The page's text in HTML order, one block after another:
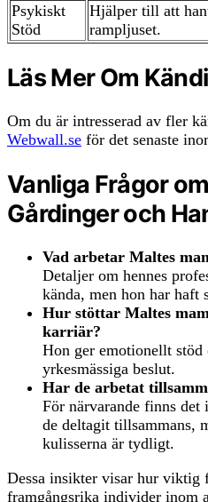
Psykiskt
Stöd
Hjälper till att
rampljuset.
Läs Mer Om
Om du är intresserad av fler
Webwall.se för det senaste
Vanliga Frågor
Gårdinger och
Vad arbetar Maltes
Detaljer om hennes
kända, men hon har haft
Hur stöttar Maltes
karriär?
Hon ger emotionellt
yrkesmässiga beslut.
Har de arbetat
För närvarande finns
de deltagit tillsammans,
kulisserna är tydligt.
Dessa insikter visar hur viktig
framgångsrika individer inom